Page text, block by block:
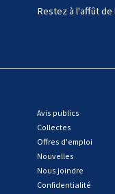
Restez à l'affût
Avis publics
Collectes
Offres d'emploi
Nouvelles
Nous joindre
Confidentialité